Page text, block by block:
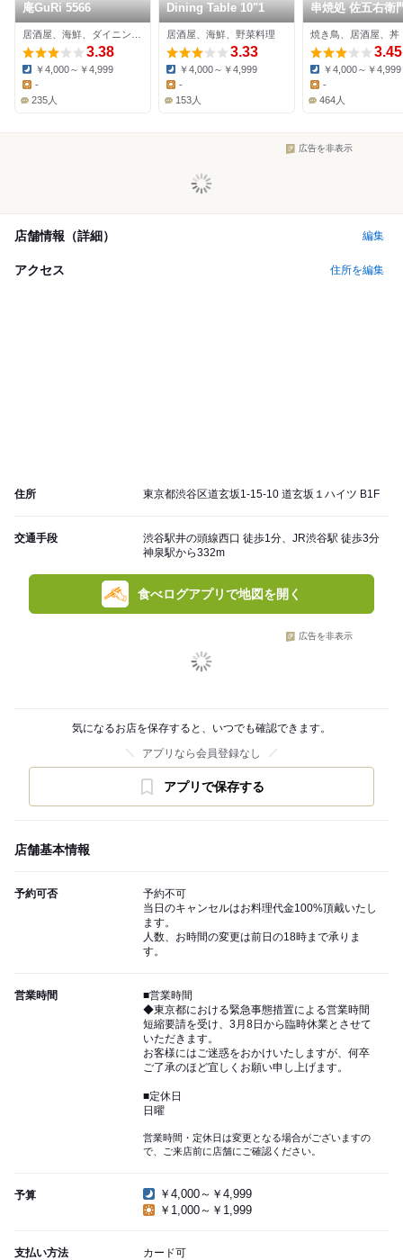
庵GuRi 5566
3.38
Dinner:
￥4,000～￥4,999
-
235人
Dining Table 10"1
居酒屋、海鮮、野菜料理
3.33
Dinner:
￥4,000～￥4,999
-
153人
串焼処 佐五右衛
邸
焼き鳥、居酒屋、丼
3.45
Dinner:
￥4,000～￥4,999
-
464人
広告を非表示
店舗情報（詳細） 編集
アクセス 住所を編集
住所 東京都渋谷区道玄坂1-15-10 道玄坂１ハイツ B1F
交通手段
渋谷駅井の頭線西口 徒歩1分、JR渋谷駅 徒歩3分
神泉駅から332m
食べログアプリで地図を開く
広告を非表示
気になるお店を保存すると、いつでも確認できます。
アプリなら会員登録なし
アプリで保存する
店舗基本情報
予約可否
予約不可
当日のキャンセルはお料理代金100%頂戴いたし
ます。
人数、お時間の変更は前日の18時まで承りま
す。
営業時間
■営業時間
◆東京都における緊急事態措置による営業時間
短縮要請を受け、3月8日から臨時休業とさせて
いただきます。
お客様にはご迷惑をおかけいたしますが、何卒
ご了承のほど宜しくお願い申し上げます。
■定休日
日曜
営業時間・定休日は変更となる場合がございますの
で、ご来店前に店舗にご確認ください。
予算
￥4,000～￥4,999
￥1,000～￥1,999
支払い方法 カード可